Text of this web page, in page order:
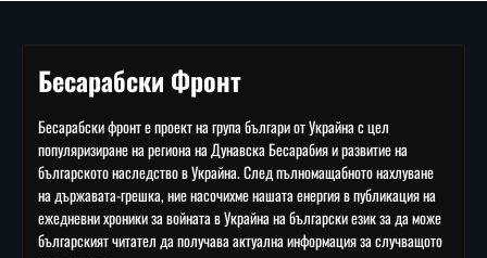
Бесарабски Фронт
Бесарабски фронт е проект на група българи от Украйна с цел
популяризиране на региона на Дунавска Бесарабия и развитие на
българското наследство в Украйна. След пълномащабното нахлуване
на държавата-грешка, ние насочихме нашата енергия в публикация на
ежедневни хроники за войната в Украйна на български език за да може
българският читател да получава актуална информация за случващото